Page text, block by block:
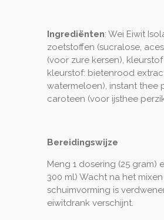
Ingrediënten: Wei Eiwit
zoetstoffen (sucralose,
(voor zure kersen),
kleurstof: bietenrood
watermeloen), instant thee
caroteen (voor ijsthee
Bereidingswijze
Meng 1 dosering (25 gram)
300 ml) Wacht na het
schuimvorming is
eiwitdrank verschijnt.